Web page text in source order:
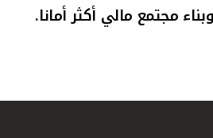
مجتمع مالي أكثر أمانا.